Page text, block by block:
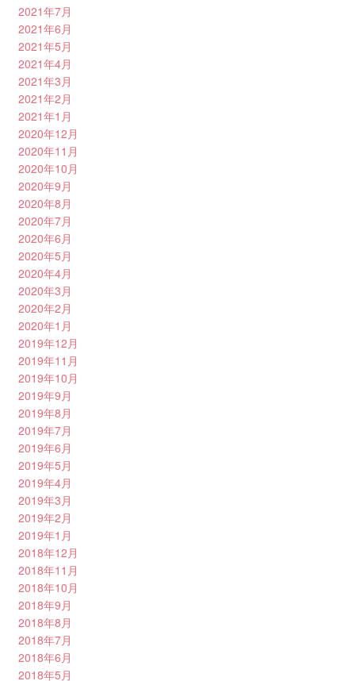
2021年7月
2021年6月
2021年5月
2021年4月
2021年3月
2021年2月
2021年1月
2020年12月
2020年11月
2020年10月
2020年9月
2020年8月
2020年7月
2020年6月
2020年5月
2020年4月
2020年3月
2020年2月
2020年1月
2019年12月
2019年11月
2019年10月
2019年9月
2019年8月
2019年7月
2019年6月
2019年5月
2019年4月
2019年3月
2019年2月
2019年1月
2018年12月
2018年11月
2018年10月
2018年9月
2018年8月
2018年7月
2018年6月
2018年5月